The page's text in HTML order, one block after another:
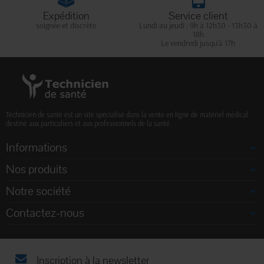
Expédition
soignée et discrète
Service client
Lundi au jeudi : 9h à 12h30 - 13h30 à
18h
Le vendredi jusqu'à 17h
Technicien de santé est un site spécialisé dans la vente en ligne de matériel médical
destiné aux particuliers et aux professionnels de la santé.
Informations
Nos produits
Notre société
Contactez-nous
Inscription à la newsletter